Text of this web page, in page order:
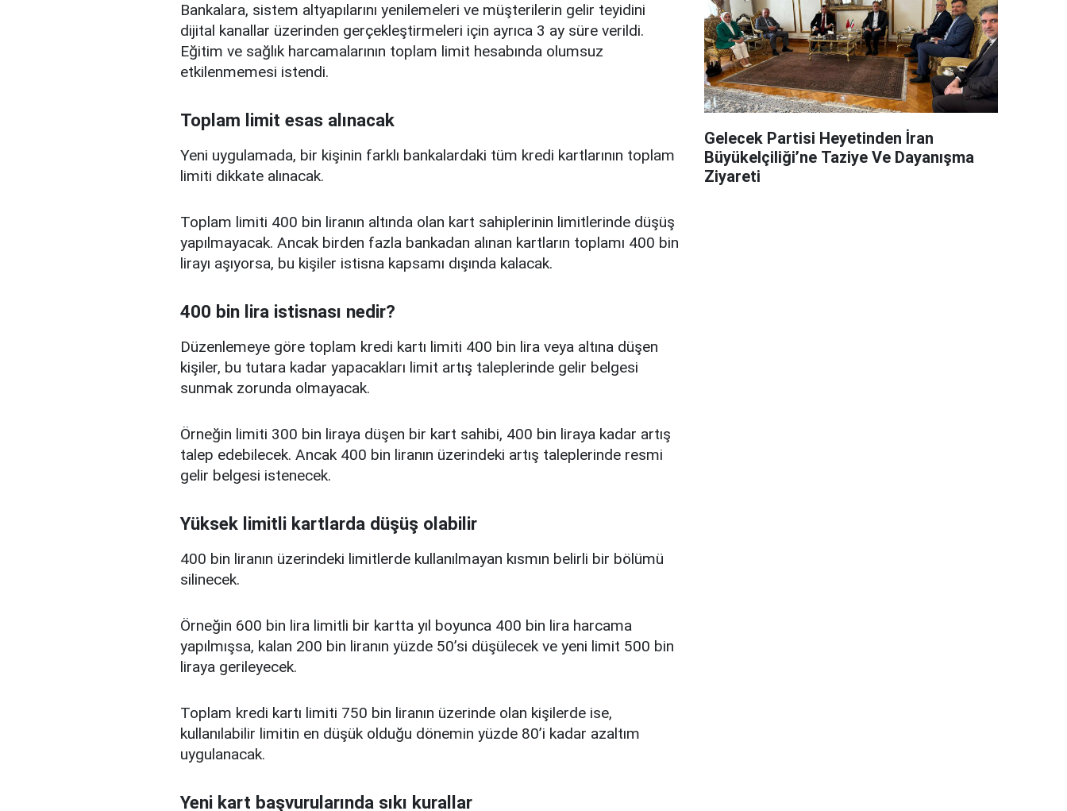
Bankalara, sistem altyapılarını yenilemeleri ve müşterilerin gelir teyidini
dijital kanallar üzerinden gerçekleştirmeleri için ayrıca 3 ay süre verildi.
Eğitim ve sağlık harcamalarının toplam limit hesabında olumsuz
etkilenmemesi istendi.
Toplam limit esas alınacak
Yeni uygulamada, bir kişinin farklı bankalardaki tüm kredi kartlarının toplam
limiti dikkate alınacak.
Toplam limiti 400 bin liranın altında olan kart sahiplerinin limitlerinde düşüş
yapılmayacak. Ancak birden fazla bankadan alınan kartların toplamı 400 bin
lirayı aşıyorsa, bu kişiler istisna kapsamı dışında kalacak.
400 bin lira istisnası nedir?
Düzenlemeye göre toplam kredi kartı limiti 400 bin lira veya altına düşen
kişiler, bu tutara kadar yapacakları limit artış taleplerinde gelir belgesi
sunmak zorunda olmayacak.
Örneğin limiti 300 bin liraya düşen bir kart sahibi, 400 bin liraya kadar artış
talep edebilecek. Ancak 400 bin liranın üzerindeki artış taleplerinde resmi
gelir belgesi istenecek.
Yüksek limitli kartlarda düşüş olabilir
400 bin liranın üzerindeki limitlerde kullanılmayan kısmın belirli bir bölümü
silinecek.
Örneğin 600 bin lira limitli bir kartta yıl boyunca 400 bin lira harcama
yapılmışsa, kalan 200 bin liranın yüzde 50’si düşülecek ve yeni limit 500 bin
liraya gerileyecek.
Toplam kredi kartı limiti 750 bin liranın üzerinde olan kişilerde ise,
kullanılabilir limitin en düşük olduğu dönemin yüzde 80’i kadar azaltım
uygulanacak.
Yeni kart başvurularında sıkı kurallar
Gelecek Partisi Heyetinden İran
Büyükelçiliği’ne Taziye Ve Dayanışma
Ziyareti